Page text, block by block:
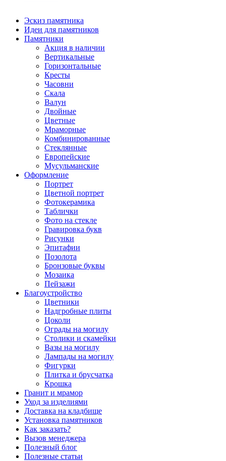
Эскиз памятника
Идеи для памятников
Памятники
Акция в наличии
Вертикальные
Горизонтальные
Кресты
Часовни
Скала
Валун
Двойные
Цветные
Мраморные
Комбинированные
Стеклянные
Европейские
Мусульманские
Оформление
Портрет
Цветной портрет
Фотокерамика
Таблички
Фото на стекле
Гравировка букв
Рисунки
Эпитафии
Позолота
Бронзовые буквы
Мозаика
Пейзажи
Благоустройство
Цветники
Надгробные плиты
Цоколи
Ограды на могилу
Столики и скамейки
Вазы на могилу
Лампады на могилу
Фигурки
Плитка и брусчатка
Крошка
Гранит и мрамор
Уход за изделиями
Доставка на кладбище
Установка памятников
Как заказать?
Вызов менеджера
Полезный блог
Полезные статьи